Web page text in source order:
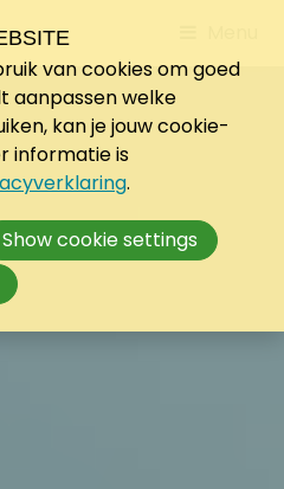
to
van cookies om goed
aanpassen welke
kan je jouw cookie-
informatie is
.
Show cookie settings